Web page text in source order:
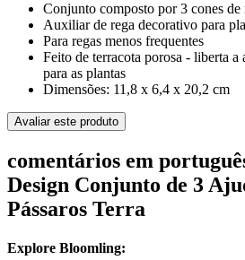
Conjunto composto por 3 cones de
Auxiliar de rega decorativo para
Para regas menos frequentes
Feito de terracota porosa - liberta a
para as plantas
Dimensões: 11,8 x 6,4 x 20,2 cm
Avaliar este produto
comentários em
Design Conjunto de 3
Pássaros Terra
Explore Bloomling: